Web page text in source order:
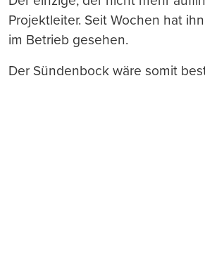
Projektleiter. Seit Wochen hat
im Betrieb gesehen.
Der Sündenbock wäre somit